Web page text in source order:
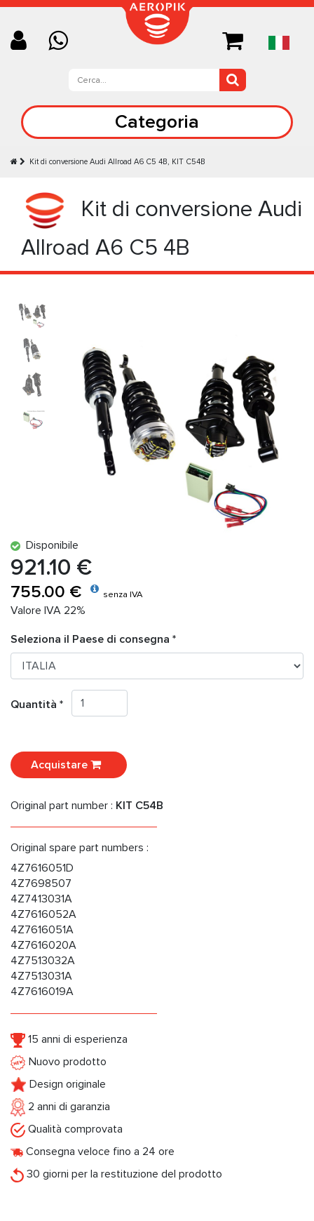
Categoria
Kit di conversione Audi Allroad A6 C5 4B, KIT C54B
Kit di conversione Audi
Allroad A6 C5 4B
Disponibile
921.10 €
755.00 € senza IVA
Valore IVA 22%
Seleziona il Paese di consegna *
Quantità *
Acquistare
Original part number : KIT C54B
Original spare part numbers :
4Z7616051D
4Z7698507
4Z7413031A
4Z7616052A
4Z7616051A
4Z7616020A
4Z7513032A
4Z7513031A
4Z7616019A
15 anni di esperienza
Nuovo prodotto
Design originale
2 anni di garanzia
Qualità comprovata
Consegna veloce fino a 24 ore
30 giorni per la restituzione del prodotto